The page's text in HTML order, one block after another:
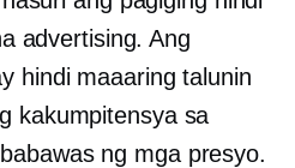
advertising. Ang
hindi maaaring talunin
kakumpitensya sa
ng mga presyo.